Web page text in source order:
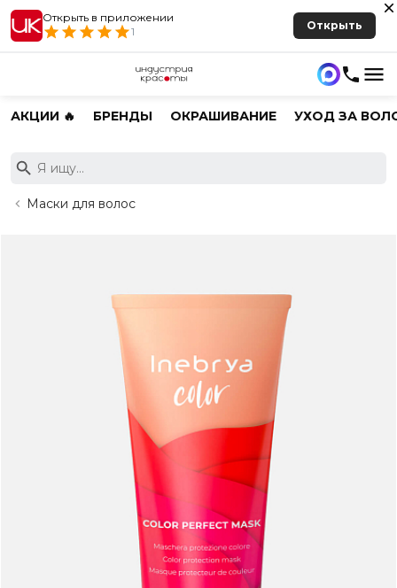
Открыть в приложении
1
Открыть
АКЦИИ 🔥 БРЕНДЫ ОКРАШИВАНИЕ УХОД ЗА
Маски для волос